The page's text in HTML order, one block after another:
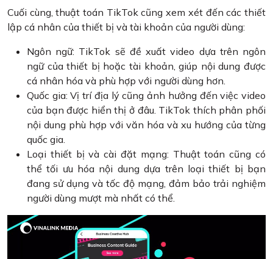
Cuối cùng, thuật toán TikTok cũng xem xét đến các thiết
lập cá nhân của thiết bị và tài khoản của người dùng:
Ngôn ngữ: TikTok sẽ đề xuất video dựa trên ngôn
ngữ của thiết bị hoặc tài khoản, giúp nội dung được
cá nhân hóa và phù hợp với người dùng hơn.
Quốc gia: Vị trí địa lý cũng ảnh hưởng đến việc video
của bạn được hiển thị ở đâu. TikTok thích phân phối
nội dung phù hợp với văn hóa và xu hướng của từng
quốc gia.
Loại thiết bị và cài đặt mạng: Thuật toán cũng có
thể tối ưu hóa nội dung dựa trên loại thiết bị bạn
đang sử dụng và tốc độ mạng, đảm bảo trải nghiệm
người dùng mượt mà nhất có thể.